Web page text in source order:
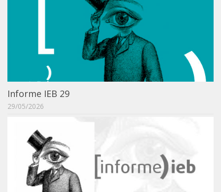
Credenciamento / Recredenciamento de Disciplina
Aluno Especial
Dissertações Defendidas
Informações aos Alunos
Docentes
IEB Virtual
Podcast
Informe IEB 29
29/05/2026